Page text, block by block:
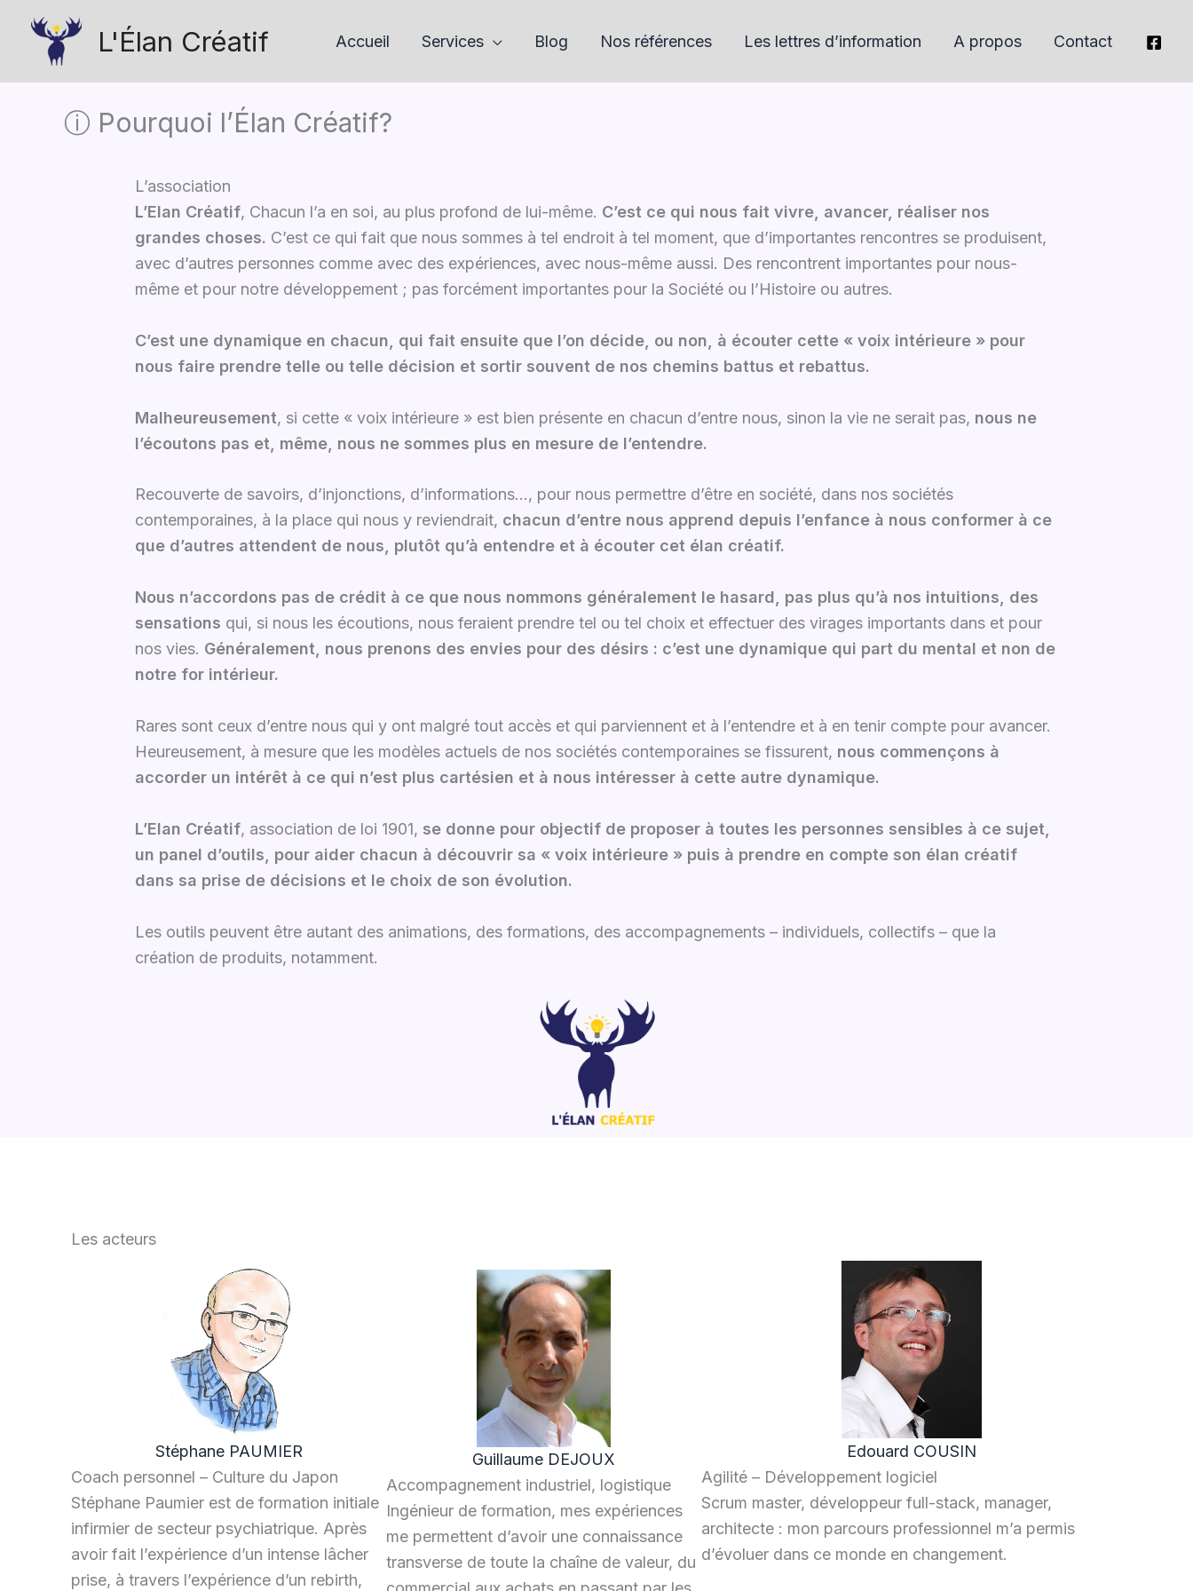
contenu
L'Élan Créatif Accueil Services Blog Nos références Les lettres d’information A propos Contact
ⓘ Pourquoi l’Élan Créatif?
L’association
L’Elan Créatif, Chacun l’a en soi, au plus profond de lui-même. C’est ce qui nous fait vivre, avancer, réaliser nos
grandes choses. C’est ce qui fait que nous sommes à tel endroit à tel moment, que d’importantes rencontres se produisent,
avec d’autres personnes comme avec des expériences, avec nous-même aussi. Des rencontrent importantes pour nous-
même et pour notre développement ; pas forcément importantes pour la Société ou l’Histoire ou autres.
C’est une dynamique en chacun, qui fait ensuite que l’on décide, ou non, à écouter cette « voix intérieure » pour
nous faire prendre telle ou telle décision et sortir souvent de nos chemins battus et rebattus.
Malheureusement, si cette « voix intérieure » est bien présente en chacun d’entre nous, sinon la vie ne serait pas, nous ne
l’écoutons pas et, même, nous ne sommes plus en mesure de l’entendre.
Recouverte de savoirs, d’injonctions, d’informations…, pour nous permettre d’être en société, dans nos sociétés
contemporaines, à la place qui nous y reviendrait, chacun d’entre nous apprend depuis l’enfance à nous conformer à ce
que d’autres attendent de nous, plutôt qu’à entendre et à écouter cet élan créatif.
Nous n’accordons pas de crédit à ce que nous nommons généralement le hasard, pas plus qu’à nos intuitions, des
sensations qui, si nous les écoutions, nous feraient prendre tel ou tel choix et effectuer des virages importants dans et pour
nos vies. Généralement, nous prenons des envies pour des désirs : c’est une dynamique qui part du mental et non de
notre for intérieur.
Rares sont ceux d’entre nous qui y ont malgré tout accès et qui parviennent et à l’entendre et à en tenir compte pour avancer.
Heureusement, à mesure que les modèles actuels de nos sociétés contemporaines se fissurent, nous commençons à
accorder un intérêt à ce qui n’est plus cartésien et à nous intéresser à cette autre dynamique.
L’Elan Créatif, association de loi 1901, se donne pour objectif de proposer à toutes les personnes sensibles à ce sujet,
un panel d’outils, pour aider chacun à découvrir sa « voix intérieure » puis à prendre en compte son élan créatif
dans sa prise de décisions et le choix de son évolution.
Les outils peuvent être autant des animations, des formations, des accompagnements – individuels, collectifs – que la
création de produits, notamment.
Les acteurs
Stéphane PAUMIER
Coach personnel – Culture du Japon
Stéphane Paumier est de formation initiale
infirmier de secteur psychiatrique. Après
avoir fait l’expérience d’un intense lâcher
prise, à travers l’expérience d’un rebirth,
Guillaume DEJOUX
Accompagnement industriel, logistique
Ingénieur de formation, mes expériences
me permettent d’avoir une connaissance
transverse de toute la chaîne de valeur, du
Edouard COUSIN
Agilité – Développement logiciel
Scrum master, développeur full-stack, manager,
architecte : mon parcours professionnel m’a permis
d’évoluer dans ce monde en changement.